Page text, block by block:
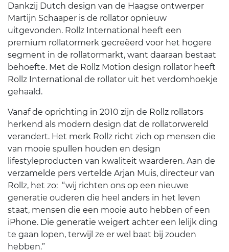
Dankzij Dutch design van de Haagse ontwerper
Martijn Schaaper is de rollator opnieuw
uitgevonden. Rollz International heeft een
premium rollatormerk gecreëerd voor het hogere
segment in de rollatormarkt, want daaraan bestaat
behoefte. Met de Rollz Motion design rollator heeft
Rollz International de rollator uit het verdomhoekje
gehaald.
Vanaf de oprichting in 2010 zijn de Rollz rollators
herkend als modern design dat de rollatorwereld
verandert. Het merk Rollz richt zich op mensen die
van mooie spullen houden en design
lifestyleproducten van kwaliteit waarderen. Aan de
verzamelde pers vertelde Arjan Muis, directeur van
Rollz, het zo: “wij richten ons op een nieuwe
generatie ouderen die heel anders in het leven
staat, mensen die een mooie auto hebben of een
iPhone. Die generatie weigert achter een lelijk ding
te gaan lopen, terwijl ze er wel baat bij zouden
hebben.”